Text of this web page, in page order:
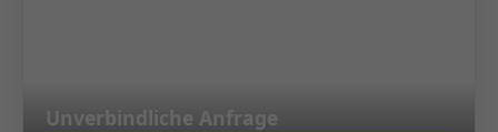
Unverbindliche Anfrage